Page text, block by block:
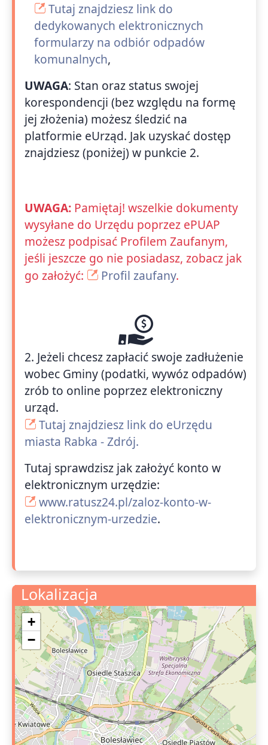
Tutaj znajdziesz link do
dedykowanych elektronicznych
formularzy na odbiór odpadów
komunalnych,
UWAGA: Stan oraz status swojej
korespondencji (bez względu na formę
jej złożenia) możesz śledzić na
platformie eUrząd. Jak uzyskać dostęp
znajdziesz (poniżej) w punkcie 2.
UWAGA: Pamiętaj! wszelkie dokumenty
wysyłane do Urzędu poprzez ePUAP
możesz podpisać Profilem Zaufanym,
jeśli jeszcze go nie posiadasz, zobacz jak
go założyć:
Profil zaufany.
2. Jeżeli chcesz zapłacić swoje zadłużenie
wobec Gminy (podatki, wywóz odpadów)
zrób to online poprzez elektroniczny
urząd.
Tutaj znajdziesz link do eUrzędu
miasta Rabka - Zdrój.
Tutaj sprawdzisz jak założyć konto w
elektronicznym urzędzie:
www.ratusz24.pl/zaloz-konto-w-
elektronicznym-urzedzie.
Lokalizacja
+
−